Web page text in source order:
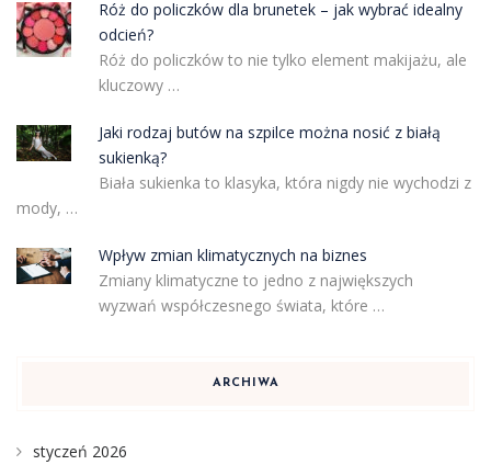
Róż do policzków dla brunetek – jak wybrać idealny
odcień?
Róż do policzków to nie tylko element makijażu, ale
kluczowy …
Jaki rodzaj butów na szpilce można nosić z białą
sukienką?
Biała sukienka to klasyka, która nigdy nie wychodzi z
mody, …
Wpływ zmian klimatycznych na biznes
Zmiany klimatyczne to jedno z największych
wyzwań współczesnego świata, które …
ARCHIWA
styczeń 2026